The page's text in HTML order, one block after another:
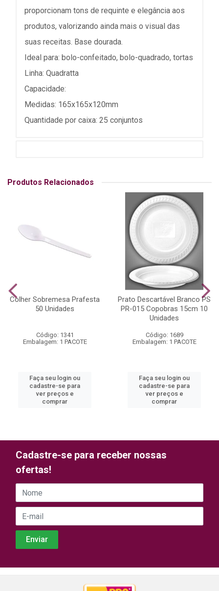
proporcionam tons de requinte e elegância aos
produtos, valorizando ainda mais o visual das
suas receitas. Base dourada.
Ideal para: bolo-confeitado, bolo-quadrado, tortas
Linha: Quadratta
Capacidade:
Medidas: 165x165x120mm
Quantidade por caixa: 25 conjuntos
Produtos Relacionados
Colher Sobremesa Prafesta
50 Unidades
Código: 1341
Embalagem: 1 PACOTE
Faça seu login ou
cadastre-se para
ver preços e
comprar
Prato Descartável Branco PS
PR-015 Copobras 15cm 10
Unidades
Código: 1689
Embalagem: 1 PACOTE
Faça seu login ou
cadastre-se para
ver preços e
comprar
Cadastre-se para receber nossas
ofertas!